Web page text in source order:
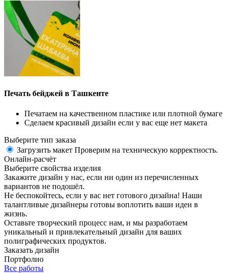
Печать бейджей в Ташкенте
Печатаем на качественном пластике или плотной бумаге
Сделаем красивый дизайн если у вас еще нет макета
Выберите тип заказа
Загрузить макет Проверим на техническую корректность.
Онлайн-расчёт
Выберите свойства изделия
Закажите дизайн у нас, если ни один из перечисленных
вариантов не подошёл.
Не беспокойтесь, если у вас нет готового дизайна! Наши
талантливые дизайнеры готовы воплотить ваши идеи в
жизнь.
Оставьте творческий процесс нам, и мы разработаем
уникальный и привлекательный дизайн для ваших
полиграфических продуктов.
Заказать дизайн
Портфолио
Все работы